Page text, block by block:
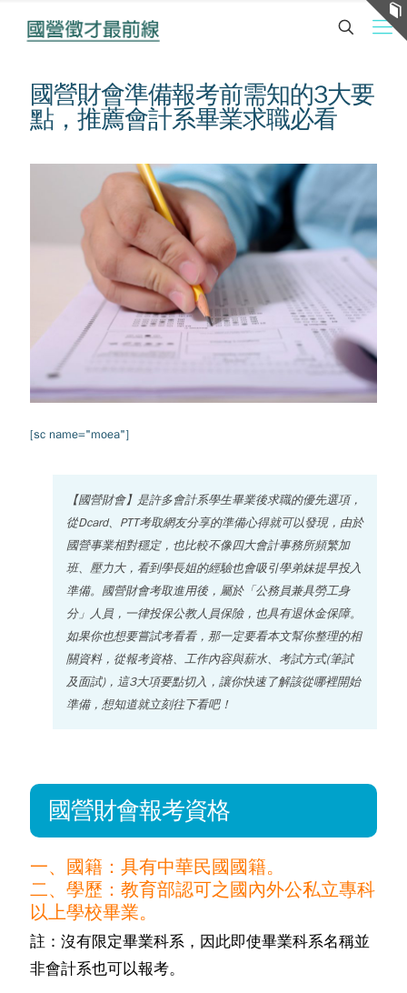
國營財會準備報考前需知的3大要
點，推薦會計系畢業求職必看
[sc name="moea"]
【國營財會】是許多會計系學生畢業後求職的優先選項，
從Dcard、PTT考取網友分享的準備心得就可以發現，由於
國營事業相對穩定，也比較不像四大會計事務所頻繁加
班、壓力大，看到學長姐的經驗也會吸引學弟妹提早投入
準備。國營財會考取進用後，屬於「公務員兼具勞工身
分」人員，一律投保公教人員保險，也具有退休金保障。
如果你也想要嘗試考看看，那一定要看本文幫你整理的相
關資料，從報考資格、工作內容與薪水、考試方式(筆試
及面試)，這3大項要點切入，讓你快速了解該從哪裡開始
準備，想知道就立刻往下看吧！
國營財會報考資格
一、國籍：具有中華民國國籍。
二、學歷：教育部認可之國內外公私立專科
以上學校畢業。
註：沒有限定畢業科系，因此即使畢業科系名稱並
非會計系也可以報考。